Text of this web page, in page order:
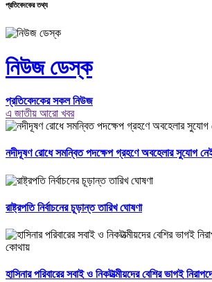
প্রতিবেদকের তথ্য
নিউজ ডেস্ক
প্রতিবেদকের সকল নিউজ
এ জাতীয় আরো খবর
নদীদূষণ রোধে সমন্বিত পদক্ষেপ গ্রহণে অবহেলার সুযোগ
রাষ্ট্রপতি নির্বাচনের চূড়ান্ত তারিখ ঘোষণা
হাসিনার পরিবারের সবাই ও নিকটাত্মীয়দের বেশির ভাগই